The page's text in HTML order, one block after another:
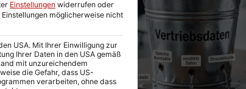
Einstellungen widerrufen oder
möglicherweise nicht
USA. Mit Ihrer Einwilligung zur
Ihrer Daten in den USA gemäß
mit unzureichendem
die Gefahr, dass US-
verarbeiten, ohne dass